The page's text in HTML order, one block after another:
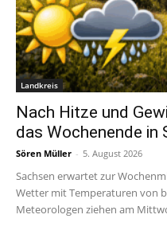
Landkreis
Nach Hitze und
das Wochenende in
Sören Müller - 5. August 2026
Sachsen erwartet zur
Wetter mit Temperaturen von
Meteorologen ziehen am